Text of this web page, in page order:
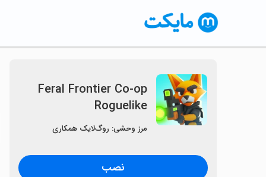
Feral Frontier Co-op
Roguelike
مرز وحشی: روگ‌لایک همکاری
نصب